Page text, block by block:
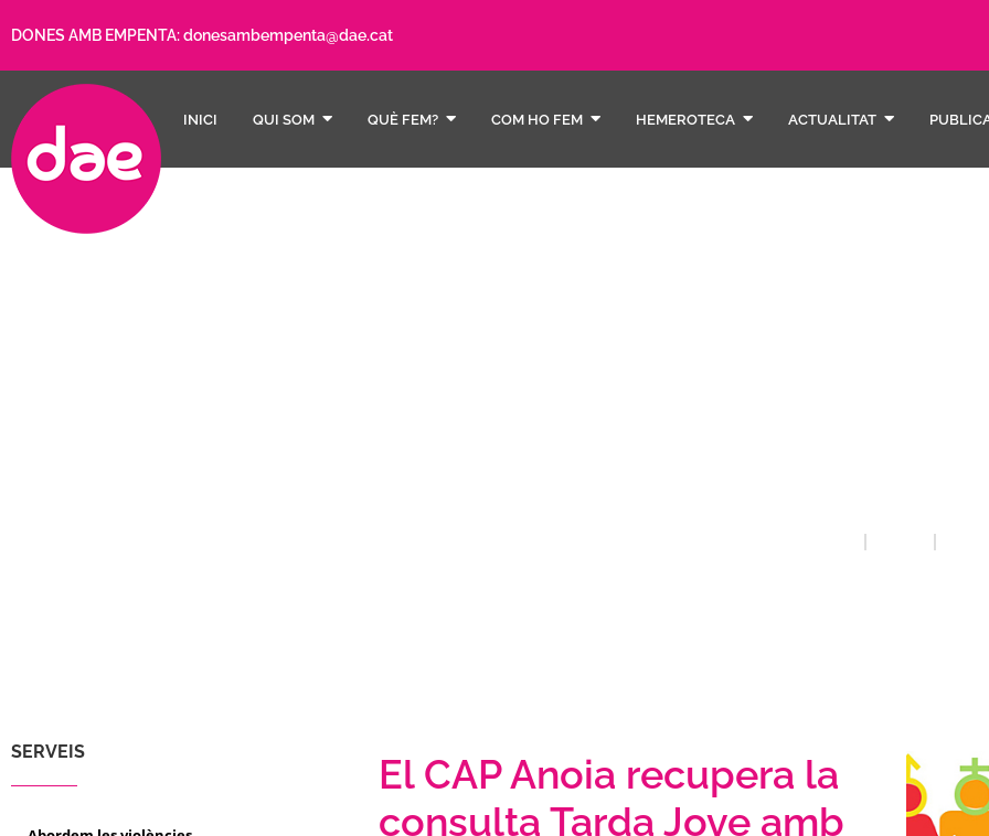
DONES AMB EMPENTA:donesambempenta@dae.cat
INICI QUI SOM QUÈ FEM? COM HO FEM HEMEROTECA ACTUALITAT
SERVEIS
El CAP Anoia recupera la
consulta Tarda Jove amb